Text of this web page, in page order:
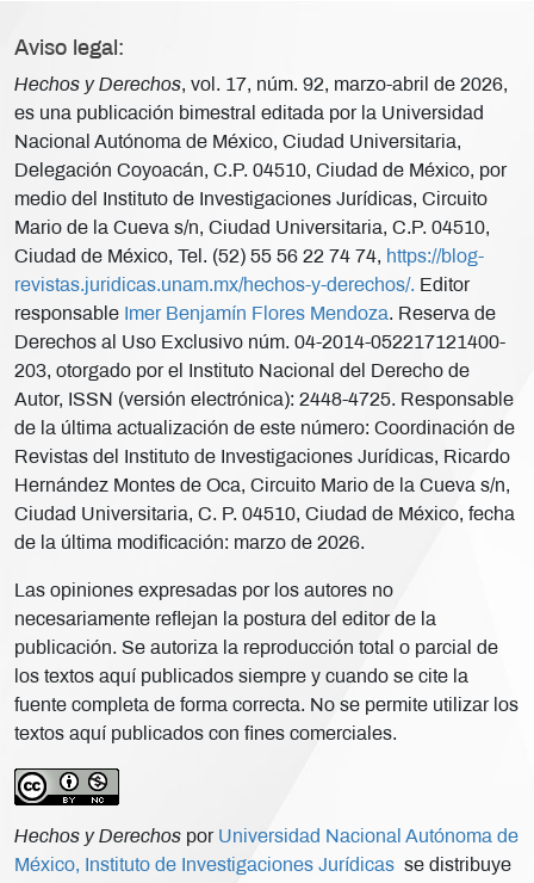
Aviso legal:
Hechos y Derechos, vol. 17, núm. 92, marzo-abril de 2026,
es una publicación bimestral editada por la Universidad
Nacional Autónoma de México, Ciudad Universitaria,
Delegación Coyoacán, C.P. 04510, Ciudad de México, por
medio del Instituto de Investigaciones Jurídicas, Circuito
Mario de la Cueva s/n, Ciudad Universitaria, C.P. 04510,
Ciudad de México, Tel. (52) 55 56 22 74 74, https://blog-
revistas.juridicas.unam.mx/hechos-y-derechos/. Editor
responsable Imer Benjamín Flores Mendoza. Reserva de
Derechos al Uso Exclusivo núm. 04-2014-052217121400-
203, otorgado por el Instituto Nacional del Derecho de
Autor, ISSN (versión electrónica): 2448-4725. Responsable
de la última actualización de este número: Coordinación de
Revistas del Instituto de Investigaciones Jurídicas, Ricardo
Hernández Montes de Oca, Circuito Mario de la Cueva s/n,
Ciudad Universitaria, C. P. 04510, Ciudad de México, fecha
de la última modificación: marzo de 2026.
Las opiniones expresadas por los autores no
necesariamente reflejan la postura del editor de la
publicación. Se autoriza la reproducción total o parcial de
los textos aquí publicados siempre y cuando se cite la
fuente completa de forma correcta. No se permite utilizar los
textos aquí publicados con fines comerciales.
Hechos y Derechos por Universidad Nacional Autónoma de
México, Instituto de Investigaciones Jurídicas se distribuye